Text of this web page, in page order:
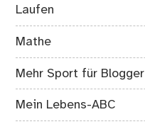
Laufen
Mathe
Mehr Sport für Blogger
Mein Lebens-ABC